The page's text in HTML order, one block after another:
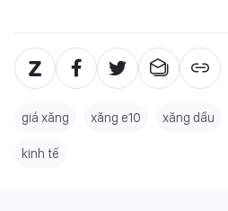
giá xăng xăng e10 xăng dầu
kinh tế